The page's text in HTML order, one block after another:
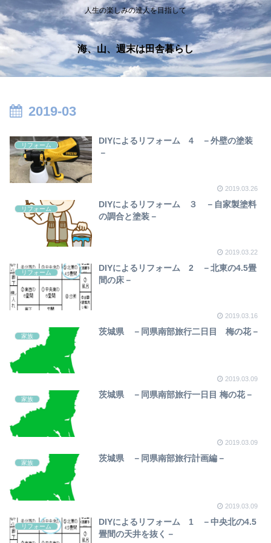
人生の楽しみの達人を目指して
海、山、週末は田舎暮らし
2019-03
リフォーム
DIYによるリフォーム 4 －外壁の塗装
－
2019.03.26
リフォーム
DIYによるリフォーム ３ －自家製塗料
の調合と塗装－
2019.03.22
リフォーム
DIYによるリフォーム 2 －北東の4.5畳
間の床－
2019.03.16
家族 茨城県 －同県南部旅行二日目 梅の花－
2019.03.09
家族 茨城県 －同県南部旅行一日目 梅の花－
2019.03.09
家族 茨城県 －同県南部旅行計画編－
2019.03.09
リフォーム
DIYによるリフォーム 1 －中央北の4.5
畳間の天井を抜く－